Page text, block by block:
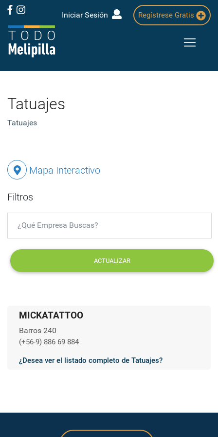
Iniciar Sesión Regístrese Gratis
Tatuajes
Tatuajes
Mapa Interactivo
Filtros
ACTUALIZAR
MICKATATTOO
Barros 240
(+56-9) 886 69 884
¿Desea ver el listado completo de Tatuajes?